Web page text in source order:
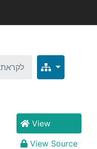
לקראת
View
View Source